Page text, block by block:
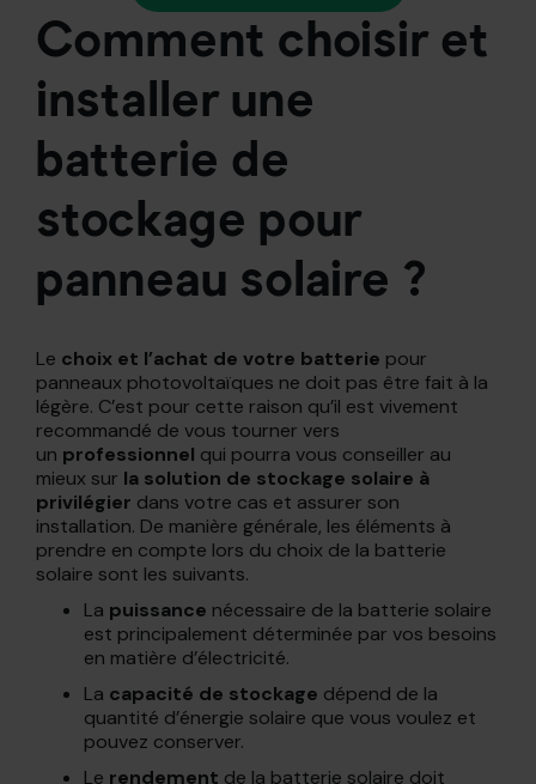
Comment choisir et
installer une
batterie de
stockage pour
panneau solaire ?
Le choix et l’achat de votre batterie pour
panneaux photovoltaïques ne doit pas être fait à la
légère. C’est pour cette raison qu’il est vivement
recommandé de vous tourner vers
un professionnel qui pourra vous conseiller au
mieux sur la solution de stockage solaire à
privilégier dans votre cas et assurer son
installation. De manière générale, les éléments à
prendre en compte lors du choix de la batterie
solaire sont les suivants.
La puissance nécessaire de la batterie solaire
est principalement déterminée par vos besoins
en matière d’électricité.
La capacité de stockage dépend de la
quantité d’énergie solaire que vous voulez et
pouvez conserver.
Le rendement de la batterie solaire doit